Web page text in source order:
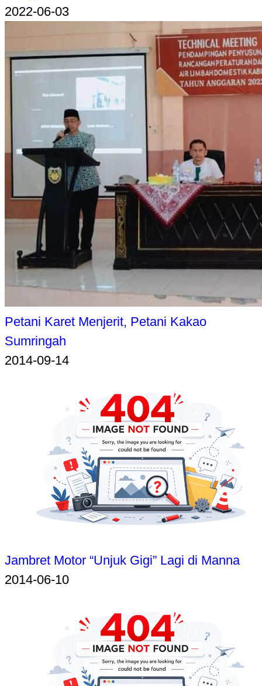
2022-06-03
Petani Karet Menjerit, Petani Kakao
Sumringah
2014-09-14
Jambret Motor “Unjuk Gigi” Lagi di Manna
2014-06-10